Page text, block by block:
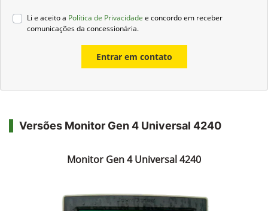
Li e aceito a Política de Privacidade e concordo em receber
comunicações da concessionária.
Entrar em contato
Versões Monitor Gen 4 Universal 4240
Monitor Gen 4 Universal 4240